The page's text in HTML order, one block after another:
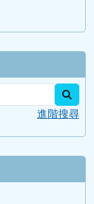
進階搜尋